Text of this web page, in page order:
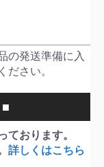
の発送準備に入
ださい。
■
おります。
詳しくはこちら